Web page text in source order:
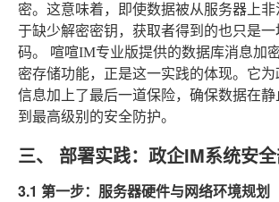
密。这意味着，即使数据被从服务器上
于缺少解密密钥，获取者得到的也只是
码。 喧喧IM专业版提供的数据库消息加
密存储功能，正是这一实践的体现。它
信息加上了最后一道保险，确保数据在
到最高级别的安全防护。
三、 部署实践：政企IM系统安
3.1 第一步：服务器硬件与网络环境规划